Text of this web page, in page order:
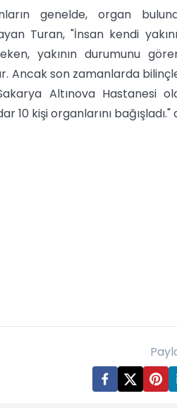
genelde, organ
Turan, "İnsan kendi
yakının durumunu
Ancak son zamanlarda
Altınova Hastanesi
10 kişi organlarını